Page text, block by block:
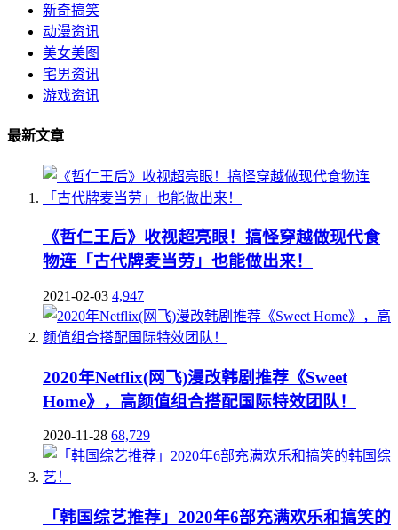
新奇搞笑
动漫资讯
美女美图
宅男资讯
游戏资讯
最新文章
《哲仁王后》收视超亮眼！搞怪穿越做现代食
物连「古代牌麦当劳」也能做出来！
2021-02-03 4,947
2020年Netflix(网飞)漫改韩剧推荐《Sweet
Home》，高颜值组合搭配国际特效团队！
2020-11-28 68,729
「韩国综艺推荐」2020年6部充满欢乐和搞笑的